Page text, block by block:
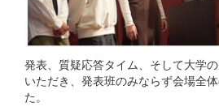
発表、質疑応答タイム、そして大学
いただき、発表班のみならず会場全
た。